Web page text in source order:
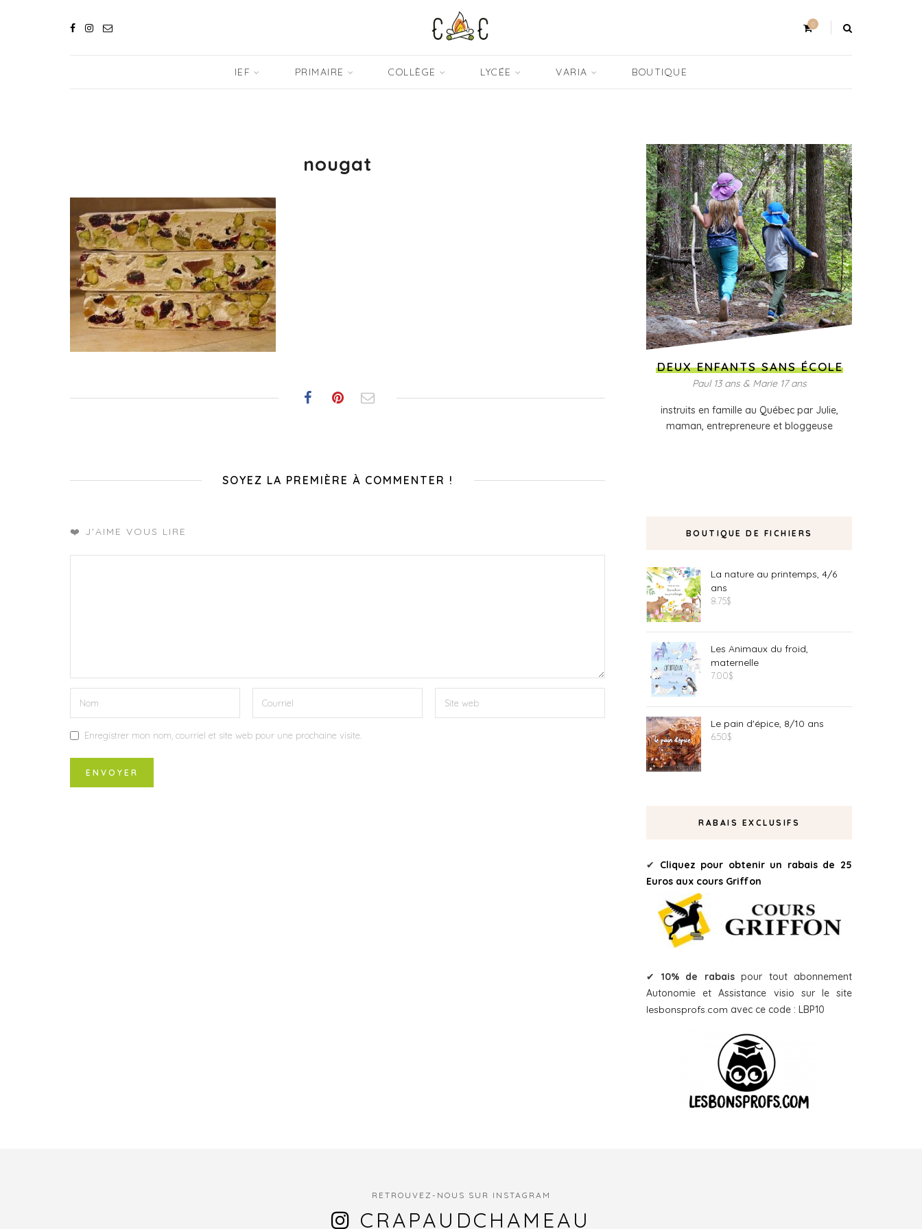
0
IEF PRIMAIRE COLLÈGE LYCÉE VARIA BOUTIQUE
nougat
SOYEZ LA PREMIÈRE À COMMENTER !
❤️ J'AIME VOUS LIRE
Enregistrer mon nom, courriel et site web pour une prochaine visite.
DEUX ENFANTS SANS ÉCOLE
Paul 13 ans & Marie 17 ans
instruits en famille au Québec par Julie,
maman, entrepreneure et bloggeuse
BOUTIQUE DE FICHIERS
La nature au printemps, 4/6
ans
8.75$
Les Animaux du froid,
maternelle
7.00$
Le pain d'épice, 8/10 ans
6.50$
RABAIS EXCLUSIFS
✔ Cliquez pour obtenir un rabais de 25
Euros aux cours Griffon
✔ 10% de rabaispour tout abonnement
Autonomie et Assistance visio sur le site
lesbonsprofs.com avec ce code : LBP10
RETROUVEZ-NOUS SUR INSTAGRAM
CRAPAUDCHAMEAU